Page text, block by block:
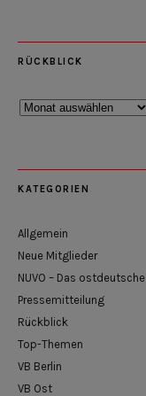
RÜCKBLICK
Rückblick
KATEGORIEN
Allgemein
Neue Mitglieder
NUVO – Das
Pressemitteilung
Rückblick
Top-Themen
VB Berlin
VB Ost